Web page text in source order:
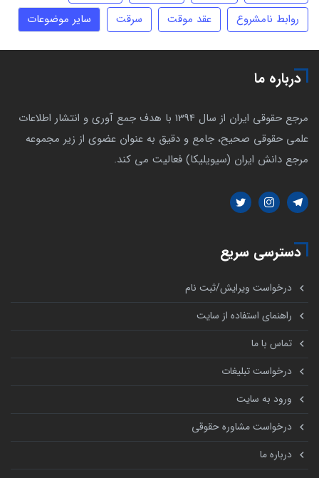
روابط نامشروع
عقد موقت سرقت سایر موضوعات
درباره ما
مرجع حقوقی ایران از سال 1394 با هدف جمع آوری و انتشار اطلاعات
علمی حقوقی صحیح، جامع و دقیق به عنوان عضوی از زیر مجموعه
مرجع دانش ایران (سیویلیکا) فعالیت می کند.
دسترسی سریع
درخواست ویرایش/ثبت نام
راهنمای استفاده از سایت
تماس با ما
درخواست تبلیغات
ورود به سایت
درخواست مشاوره حقوقی
درباره ما